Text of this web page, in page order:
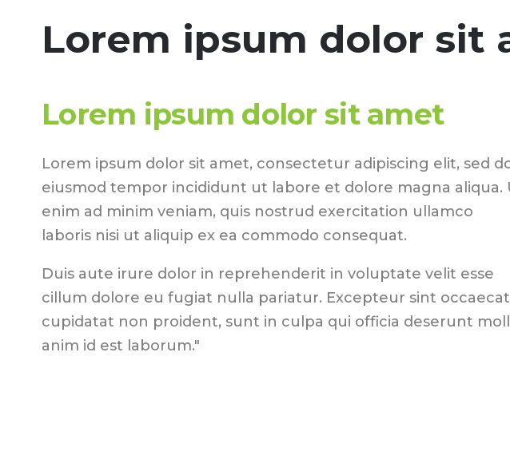
Lorem ipsum dolor sit
Lorem ipsum dolor sit amet
Lorem ipsum dolor sit amet, consectetur adipiscing elit, sed
eiusmod tempor incididunt ut labore et dolore magna aliqua.
enim ad minim veniam, quis nostrud exercitation ullamco
laboris nisi ut aliquip ex ea commodo consequat.
Duis aute irure dolor in reprehenderit in voluptate velit esse
cillum dolore eu fugiat nulla pariatur. Excepteur sint occaecat
cupidatat non proident, sunt in culpa qui officia deserunt
anim id est laborum."